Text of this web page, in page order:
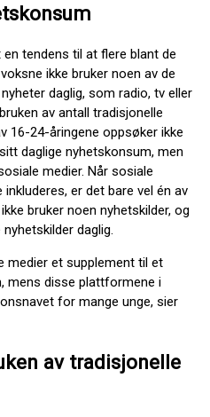
tendens til at flere blant de
ikke bruker noen av de
daglig, som radio, tv eller
av antall tradisjonelle
16-24-åringene oppsøker ikke
daglige nyhetskonsum, men
medier. Når sosiale
er det bare vel én av
bruker noen nyhetskilder, og
daglig.
medier et supplement til et
mens disse plattformene i
for mange unge, sier
av tradisjonelle